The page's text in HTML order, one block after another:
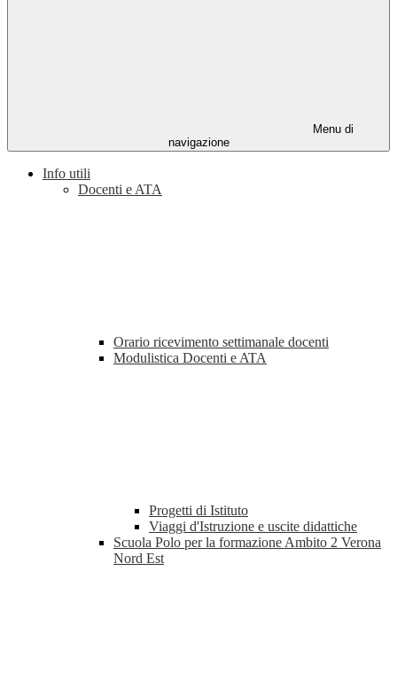
Menu di
navigazione
Info utili
Docenti e ATA
Orario ricevimento settimanale docenti
Modulistica Docenti e ATA
Progetti di Istituto
Viaggi d'Istruzione e uscite didattiche
Scuola Polo per la formazione Ambito 2 Verona
Nord Est